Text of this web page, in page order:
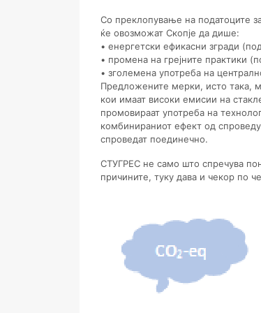
Со преклопување на податоците
ќе овозможат Скопје да дише:
• енергетски ефикасни згради
• промена на грејните практики
• зголемена употреба на
Предложените мерки, исто така,
кои имаат високи емисии на
промовираат употреба на
комбинираниот ефект од
спроведат поединечно.
СТУГРЕС не само што спречува
причините, туку дава и чекор по